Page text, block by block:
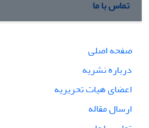
تماس با ما
صفحه اصلی
درباره نشریه
اعضای هیات تحریریه
ارسال مقاله